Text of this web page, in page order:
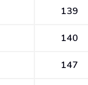
139
140
147